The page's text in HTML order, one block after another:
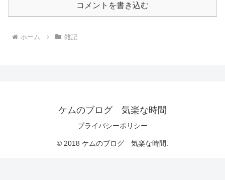
コメントを書き込む
ホーム 雑記
ケムのブログ 気楽な時間
プライバシーポリシー
© 2018 ケムのブログ 気楽な時間.